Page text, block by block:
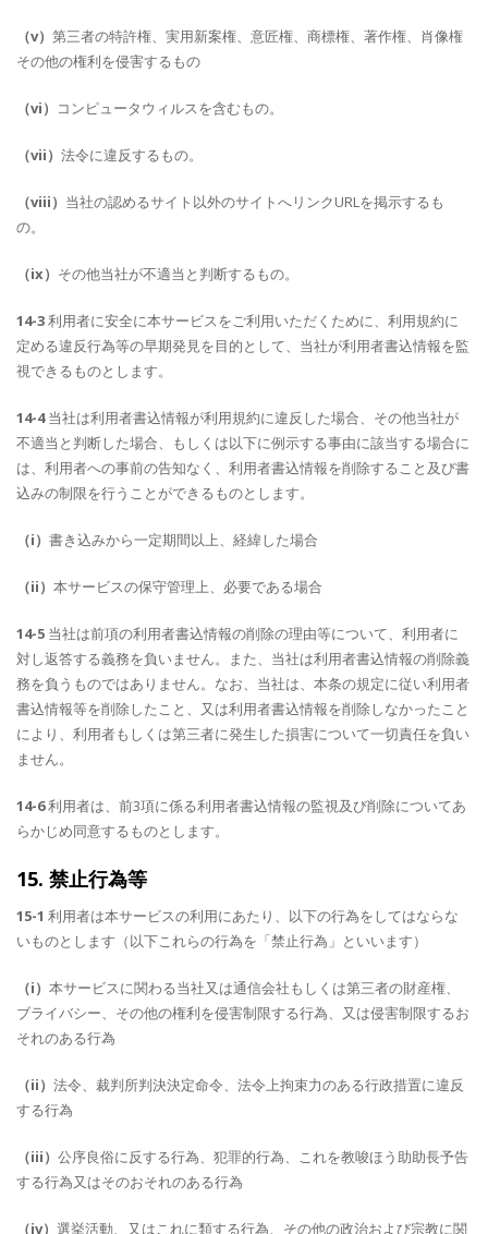
（v） 第三者の特許権、実用新案権、意匠権、商標権、著作権、肖像権
その他の権利を侵害するもの
（vi） コンピュータウィルスを含むもの。
（vii） 法令に違反するもの。
（viii） 当社の認めるサイト以外のサイトへリンクURLを掲示するも
の。
（ix） その他当社が不適当と判断するもの。
14-3利用者に安全に本サービスをご利用いただくために、利用規約に
定める違反行為等の早期発見を目的として、当社が利用者書込情報を監
視できるものとします。
14-4当社は利用者書込情報が利用規約に違反した場合、その他当社が
不適当と判断した場合、もしくは以下に例示する事由に該当する場合に
は、利用者への事前の告知なく、利用者書込情報を削除すること及び書
込みの制限を行うことができるものとします。
（i） 書き込みから一定期間以上、経緯した場合
（ii） 本サービスの保守管理上、必要である場合
14-5 当社は前項の利用者書込情報の削除の理由等について、利用者に
対し返答する義務を負いません。また、当社は利用者書込情報の削除義
務を負うものではありません。なお、当社は、本条の規定に従い利用者
書込情報等を削除したこと、又は利用者書込情報を削除しなかったこと
により、利用者もしくは第三者に発生した損害について一切責任を負い
ません。
14-6利用者は、前3項に係る利用者書込情報の監視及び削除についてあ
らかじめ同意するものとします。
15. 禁止行為等
15-1 利用者は本サービスの利用にあたり、以下の行為をしてはならな
いものとします（以下これらの行為を「禁止行為」といいます）
（i） 本サービスに関わる当社又は通信会社もしくは第三者の財産権、
ブライバシー、その他の権利を侵害制限する行為、又は侵害制限するお
それのある行為
（ii） 法令、裁判所判決決定命令、法令上拘束力のある行政措置に違反
する行為
（iii） 公序良俗に反する行為、犯罪的行為、これを教唆ほう助助長予告
する行為又はそのおそれのある行為
（iv） 選挙活動、又はこれに類する行為、その他の政治および宗教に関